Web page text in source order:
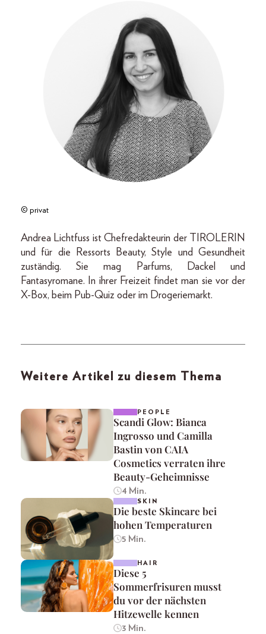
© privat
Andrea Lichtfuss ist Chefredakteurin der TIROLERIN
und für die Ressorts Beauty, Style und Gesundheit
zuständig. Sie mag Parfums, Dackel und
Fantasyromane. In ihrer Freizeit findet man sie vor der
X-Box, beim Pub-Quiz oder im Drogeriemarkt.
Weitere Artikel zu diesem Thema
PEOPLE
Scandi Glow: Bianca
Ingrosso und Camilla
Bastin von CAIA
Cosmetics verraten ihre
Beauty-Geheimnisse
4 Min.
SKIN
Die beste Skincare bei
hohen Temperaturen
5 Min.
HAIR
Diese 5
Sommerfrisuren musst
du vor der nächsten
Hitzewelle kennen
3 Min.